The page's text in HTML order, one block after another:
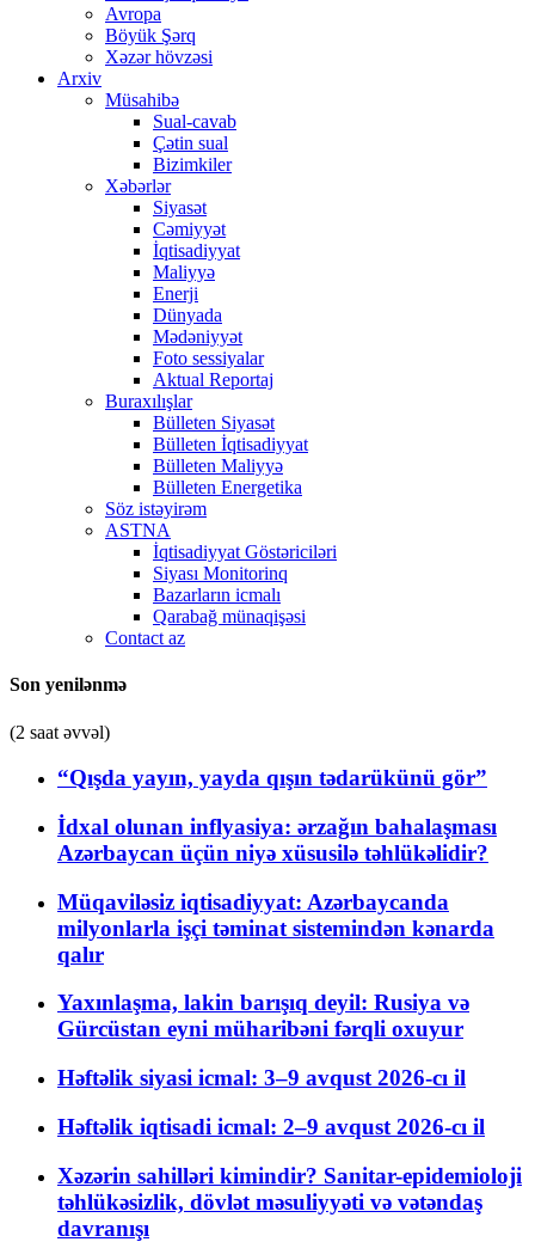
Avropa
Böyük Şərq
Xəzər hövzəsi
Arxiv
Müsahibə
Sual-cavab
Çətin sual
Bizimkiler
Xəbərlər
Siyasət
Cəmiyyət
İqtisadiyyat
Maliyyə
Enerji
Dünyada
Mədəniyyət
Foto sessiyalar
Aktual Reportaj
Buraxılışlar
Bülleten Siyasət
Bülleten İqtisadiyyat
Bülleten Maliyyə
Bülleten Energetika
Söz istəyirəm
ASTNA
İqtisadiyyat Göstəriciləri
Siyası Monitorinq
Bazarların icmalı
Qarabağ münaqişəsi
Contact az
Son yenilənmə
(2 saat əvvəl)
“Qışda yayın, yayda qışın tədarükünü gör”
İdxal olunan inflyasiya: ərzağın bahalaşması
Azərbaycan üçün niyə xüsusilə təhlükəlidir?
Müqaviləsiz iqtisadiyyat: Azərbaycanda
milyonlarla işçi təminat sistemindən kənarda
qalır
Yaxınlaşma, lakin barışıq deyil: Rusiya və
Gürcüstan eyni müharibəni fərqli oxuyur
Həftəlik siyasi icmal: 3–9 avqust 2026-cı il
Həftəlik iqtisadi icmal: 2–9 avqust 2026-cı il
Xəzərin sahilləri kimindir? Sanitar-epidemioloji
təhlükəsizlik, dövlət məsuliyyəti və vətəndaş
davranışı